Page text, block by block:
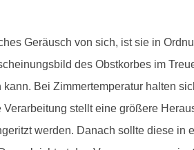
Geräusch von sich, ist sie in
des Obstkorbes im
Bei Zimmertemperatur halten
stellt eine größere
werden. Danach sollte diese in